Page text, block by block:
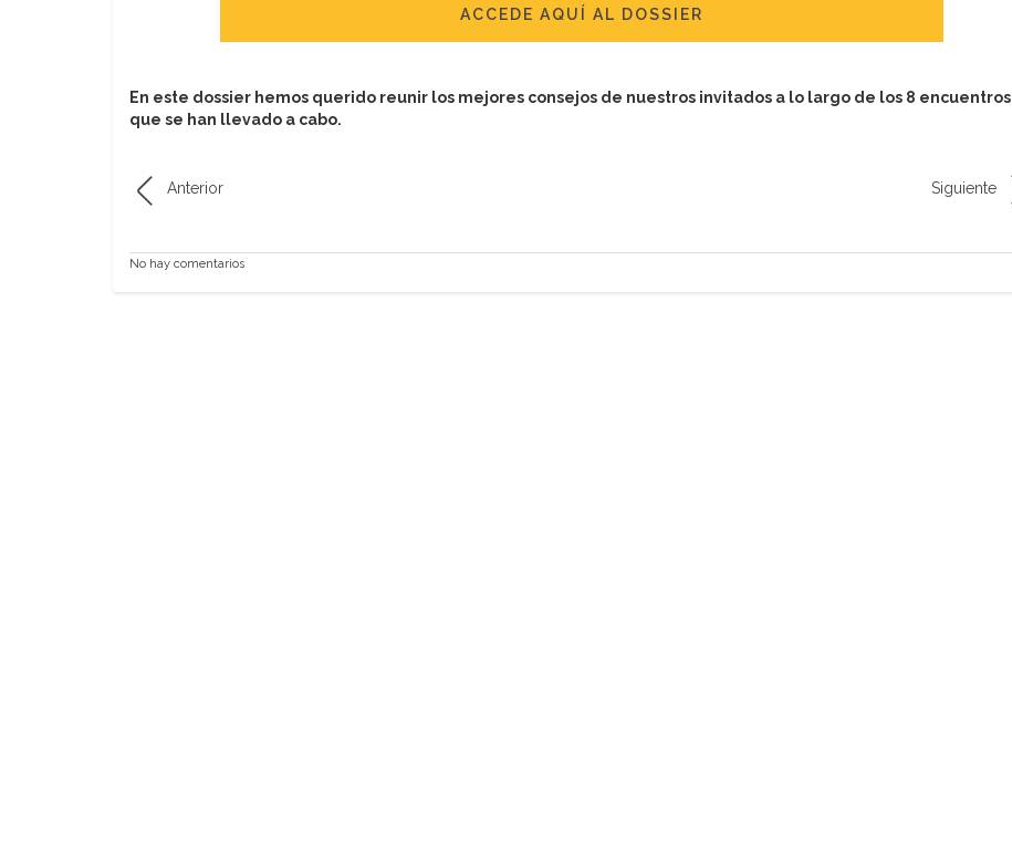
ACCEDE AQUÍ AL DOSSIER
En este dossier hemos querido reunir los mejores consejos de nuestros invitados a lo largo de los 8 encuentros
que se han llevado a cabo.
Anterior Siguiente
No hay comentarios